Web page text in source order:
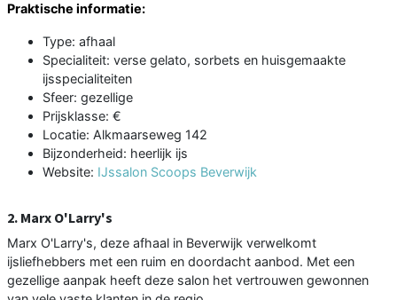
Praktische informatie:
Type: afhaal
Specialiteit: verse gelato, sorbets en huisgemaakte
ijsspecialiteiten
Sfeer: gezellige
Prijsklasse: €
Locatie: Alkmaarseweg 142
Bijzonderheid: heerlijk ijs
Website: IJssalon Scoops Beverwijk
2. Marx O'Larry's
Marx O'Larry's, deze afhaal in Beverwijk verwelkomt
ijsliefhebbers met een ruim en doordacht aanbod. Met een
gezellige aanpak heeft deze salon het vertrouwen gewonnen